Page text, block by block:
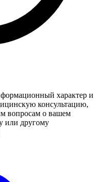
характер и
консультацию,
вопросам о вашем
или другому